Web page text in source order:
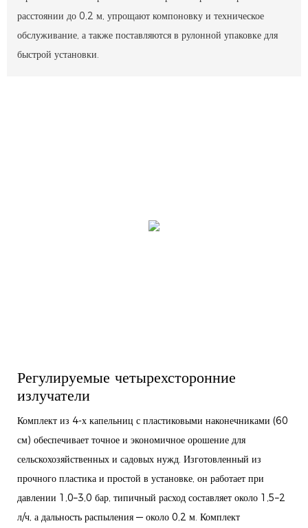
расстоянии до 0,2 м, упрощают компоновку и техническое
обслуживание, а также поставляются в рулонной упаковке для
быстрой установки.
Регулируемые четырехсторонние
излучатели
Комплект из 4-х капельниц с пластиковыми наконечниками (60
см) обеспечивает точное и экономичное орошение для
сельскохозяйственных и садовых нужд. Изготовленный из
прочного пластика и простой в установке, он работает при
давлении 1,0–3,0 бар, типичный расход составляет около 1,5–2
л/ч, а дальность распыления — около 0,2 м. Комплект